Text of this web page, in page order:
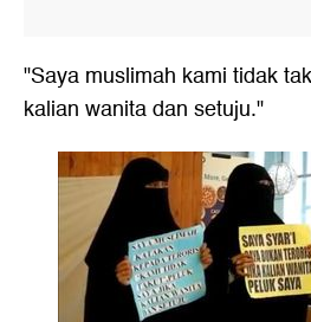
"Saya muslimah kami tidak
kalian wanita dan setuju."